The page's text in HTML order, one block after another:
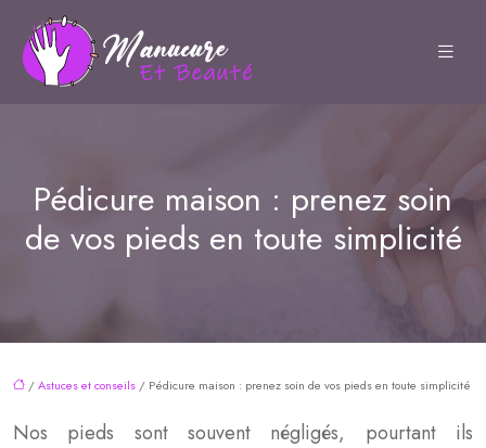
Pédicure maison : prenez soin
de vos pieds en toute simplicité
/Astuces et conseils / Pédicure maison : prenez soin de vos pieds en toute simplicité
Nos pieds sont souvent négligés, pourtant ils